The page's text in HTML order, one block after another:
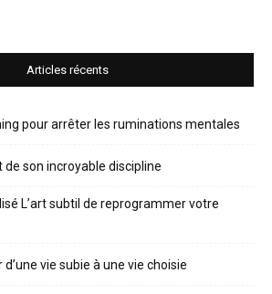
Articles récents
pour arrêter les ruminations mentales
de son incroyable discipline
L’art subtil de reprogrammer votre
vie subie à une vie choisie